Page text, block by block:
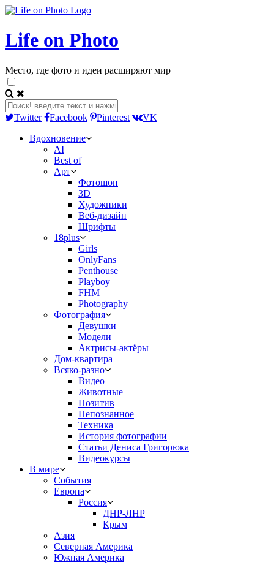
Life on Photo
Место, где фото и идеи расширяют мир
Twitter Facebook Pinterest
VK
Вдохновение
AI
Best of
Арт
Фотошоп
3D
Художники
Веб-дизайн
Шрифты
18plus
Girls
OnlyFans
Penthouse
Playboy
FHM
Photography
Фотография
Девушки
Модели
Актрисы-актёры
Дом-квартира
Всяко-разно
Видео
Животные
Позитив
Непознанное
Техника
История фотографии
Статьи Дениса Григорюка
Видеокурсы
В мире
События
Европа
Россия
ДНР-ЛНР
Крым
Азия
Северная Америка
Южная Америка